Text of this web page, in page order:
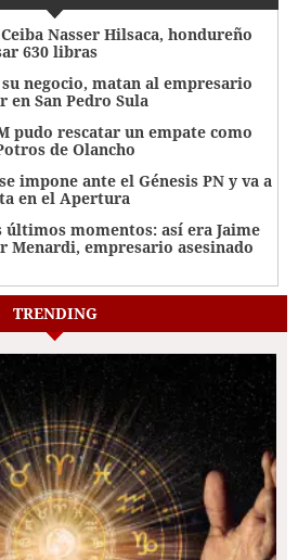
Nasser Hilsaca, hondureño
630 libras
negocio, matan al empresario
en San Pedro Sula
pudo rescatar un empate como
de Olancho
impone ante el Génesis PN y va a
en el Apertura
últimos momentos: así era Jaime
Menardi​​​, empresario asesinado
TRENDING